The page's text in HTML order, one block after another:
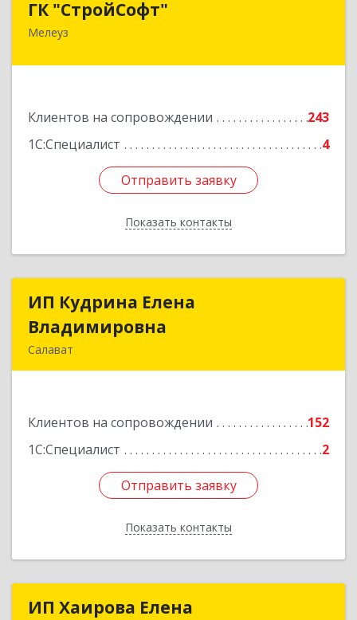
ГК "СтройСофт"
Мелеуз
Клиентов на сопровождении
243
1С:Специалист
4
Отправить заявку
Показать контакты
453852, Башкортостан Респ, Мелеуз г, Ленина
Отправить заявку
Назад
ИП Кудрина Елена
Владимировна
Салават
Клиентов на сопровождении
152
1С:Специалист
2
Отправить заявку
Показать контакты
ИП Кудрина Елена
Подробнее
Отправить заявку
Назад
ИП Хаирова ЕленаИП Хаирова Елена